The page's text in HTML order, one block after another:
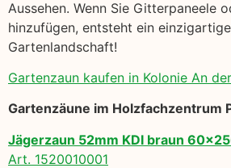
Aussehen. Wenn Sie Gitterpaneele
hinzufügen, entsteht ein
Gartenlandschaft!
Gartenzaun kaufen in Kolonie An
Gartenzäune im Holzfachzentrum
Jägerzaun 52mm KDI braun
Art. 1520010001